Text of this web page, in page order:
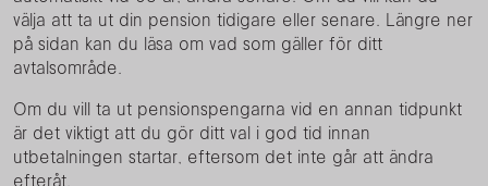
välja att ta ut din pension tidigare eller senare. Längre ner
på sidan kan du läsa om vad som gäller för ditt
avtalsområde.
Om du vill ta ut pensionspengarna vid en annan tidpunkt
är det viktigt att du gör ditt val i god tid innan
utbetalningen startar, eftersom det inte går att ändra
efteråt.